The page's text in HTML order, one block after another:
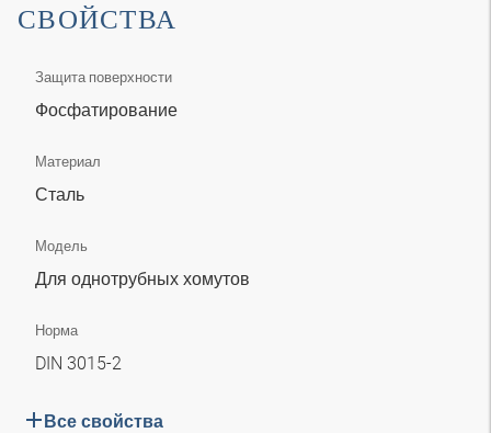
СВОЙСТВА
Защита поверхности
Фосфатирование
Материал
Сталь
Модель
Для однотрубных хомутов
Норма
DIN 3015-2
Все свойства